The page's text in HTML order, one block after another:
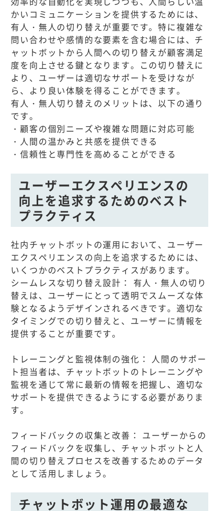
かいコミュニケーションを提供するためには、
有人・無人の切り替えが重要です。特に複雑な
問い合わせや感情的な要素を含む場合には、チ
ャットボットから人間への切り替えが顧客満足
度を向上させる鍵となります。この切り替えに
より、ユーザーは適切なサポートを受けなが
ら、より良い体験を得ることができます。
有人・無人切り替えのメリットは、以下の通り
です。
・顧客の個別ニーズや複雑な問題に対応可能
・人間の温かみと共感を提供できる
・信頼性と専門性を高めることができる
ユーザーエクスペリエンスの
向上を追求するためのベスト
プラクティス
社内チャットボットの運用において、ユーザー
エクスペリエンスの向上を追求するためには、
いくつかのベストプラクティスがあります。
シームレスな切り替え設計： 有人・無人の切り
替えは、ユーザーにとって透明でスムーズな体
験となるようデザインされるべきです。適切な
タイミングでの切り替えと、ユーザーに情報を
提供することが重要です。
トレーニングと監視体制の強化： 人間のサポー
ト担当者は、チャットボットのトレーニングや
監視を通じて常に最新の情報を把握し、適切な
サポートを提供できるようにする必要がありま
す。
フィードバックの収集と改善： ユーザーからの
フィードバックを収集し、チャットボットと人
間の切り替えプロセスを改善するためのデータ
として活用しましょう。
チャットボット運用の最適な